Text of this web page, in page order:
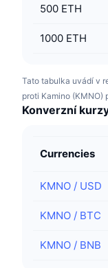
500 ETH
1000 ETH
Tato tabulka uvádí v
proti Kamino
Konverzní
Currencies
KMNO / USD
KMNO / BTC
KMNO / BNB